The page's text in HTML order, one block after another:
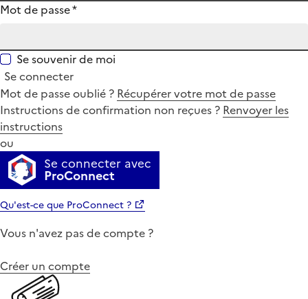
Mot de passe*
Se souvenir de moi
Se connecter
Mot de passe oublié ? Récupérer votre mot de passe
Instructions de confirmation non reçues ? Renvoyer les
instructions
ou
Se connecter avec
ProConnect
Qu'est-ce que ProConnect ?
Vous n'avez pas de compte ?
Créer un compte